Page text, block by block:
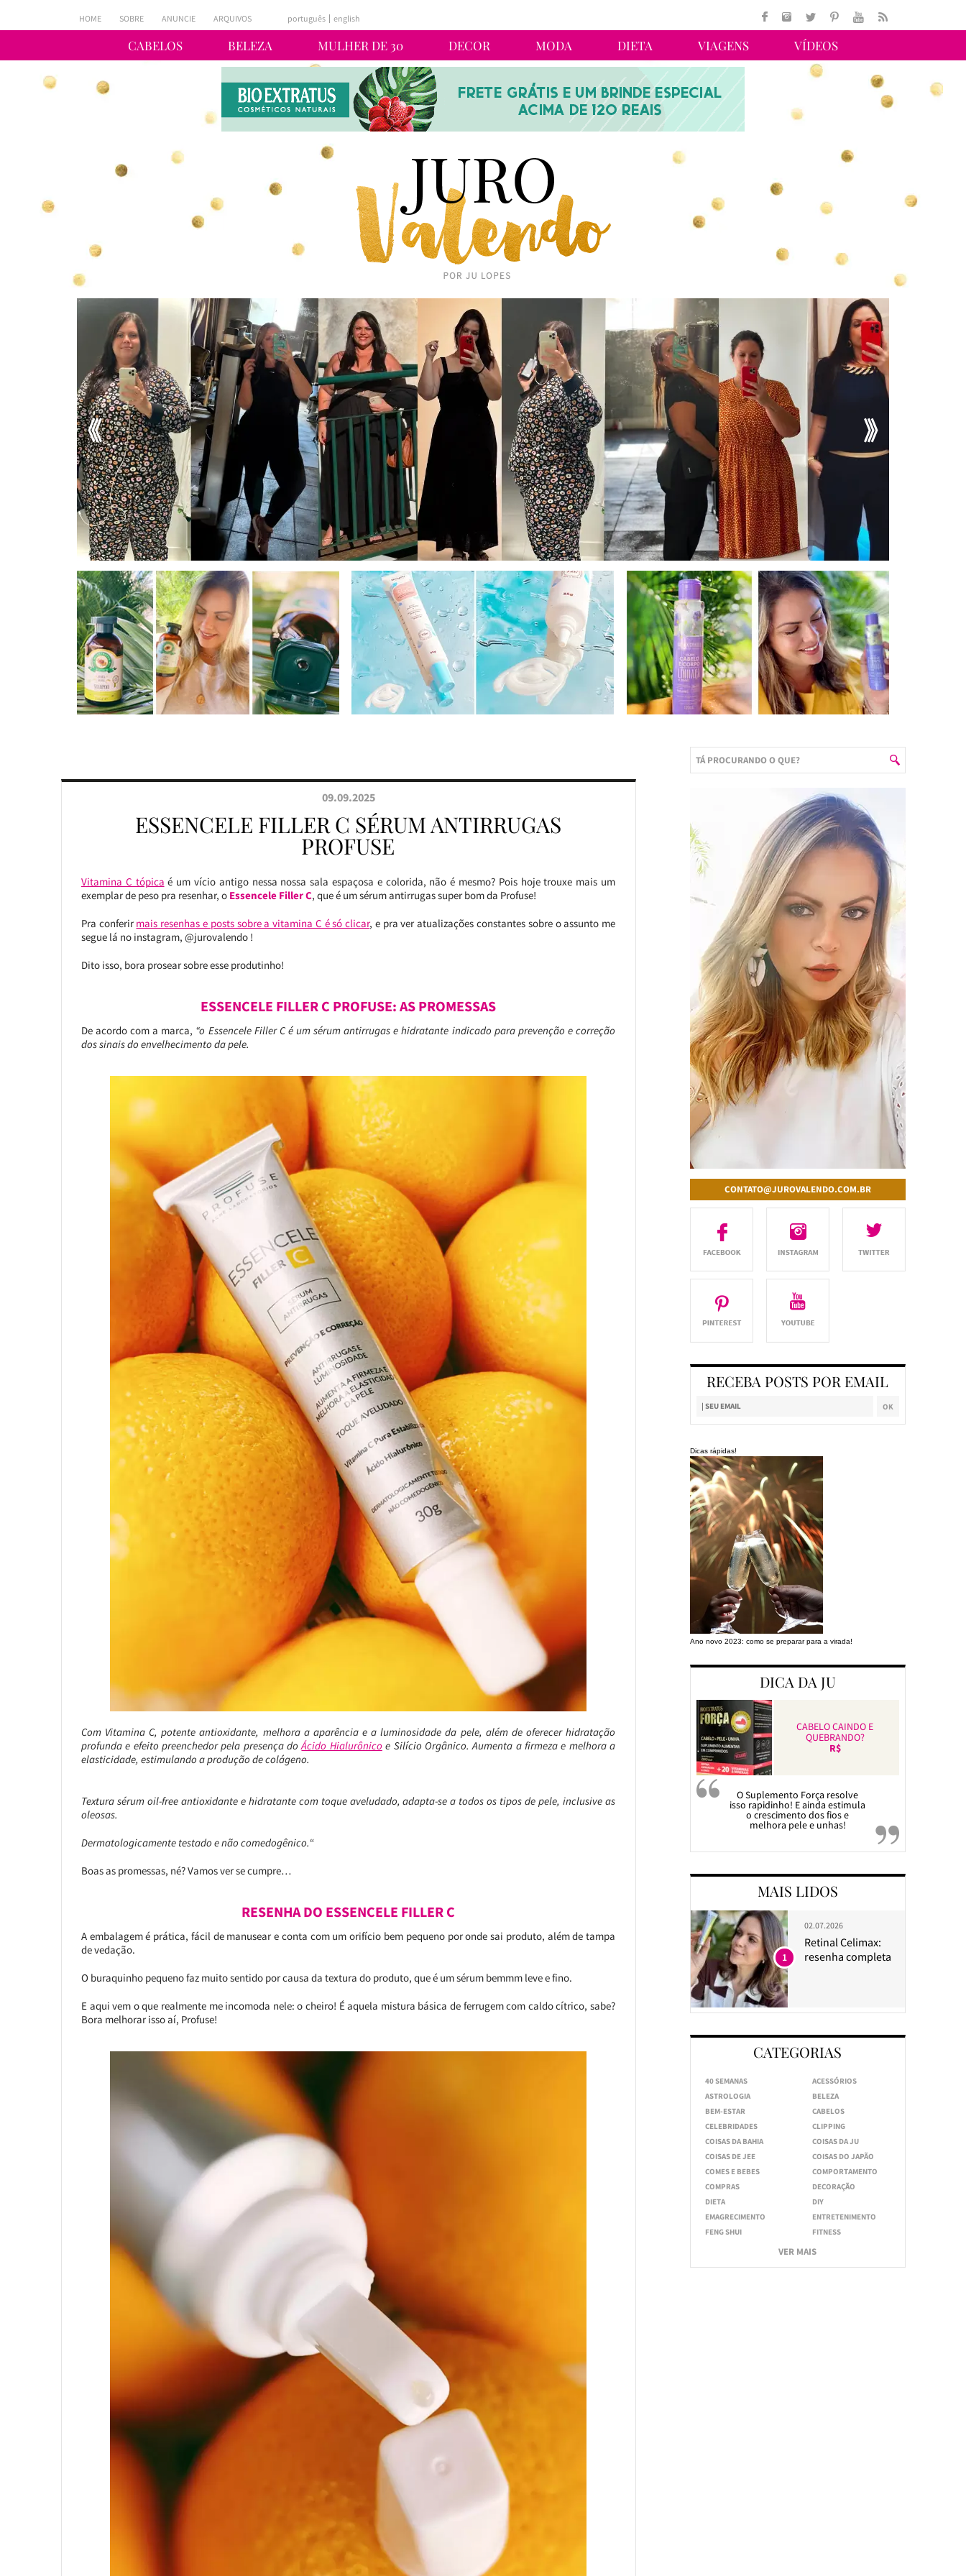
CABELOS BELEZA MULHER DE 30 DECOR MODA DIETA VIAGENS VÍDEOS
HOME SOBRE ANUNCIE ARQUIVOS português english
09.09.2025
ESSENCELE FILLER C SÉRUM ANTIRRUGAS
PROFUSE
Vitamina C tópica é um vício antigo nessa nossa sala espaçosa e colorida, não é mesmo? Pois hoje trouxe mais um
exemplar de peso pra resenhar, o Essencele Filler C, que é um sérum antirrugas super bom da Profuse!
Pra conferir mais resenhas e posts sobre a vitamina C é só clicar, e pra ver atualizações constantes sobre o assunto me
segue lá no instagram, @jurovalendo !
Dito isso, bora prosear sobre esse produtinho!
ESSENCELE FILLER C PROFUSE: AS PROMESSAS
De acordo com a marca, “o Essencele Filler C é um sérum antirrugas e hidratante indicado para prevenção e correção
dos sinais do envelhecimento da pele.
Com Vitamina C, potente antioxidante, melhora a aparência e a luminosidade da pele, além de oferecer hidratação
profunda e efeito preenchedor pela presença doÁcido Hialurônicoe Silício Orgânico. Aumenta a firmeza e melhora a
elasticidade, estimulando a produção de colágeno.
Textura sérum oil-free antioxidante e hidratante com toque aveludado, adapta-se a todos os tipos de pele, inclusive as
oleosas.
Dermatologicamente testado e não comedogênico.“
Boas as promessas, né? Vamos ver se cumpre…
RESENHA DO ESSENCELE FILLER C
A embalagem é prática, fácil de manusear e conta com um orifício bem pequeno por onde sai produto, além de tampa
de vedação.
O buraquinho pequeno faz muito sentido por causa da textura do produto, que é um sérum bemmm leve e fino.
E aqui vem o que realmente me incomoda nele: o cheiro! É aquela mistura básica de ferrugem com caldo cítrico, sabe?
Bora melhorar isso aí, Profuse!
CONTATO@JUROVALENDO.COM.BR
RECEBA POSTS POR EMAIL
Dicas rápidas!
Ano novo 2023: como se preparar para a virada!
DICA DA JU
CABELO CAINDO E
QUEBRANDO?
R$
O Suplemento Força resolve
isso rapidinho! E ainda estimula
o crescimento dos fios e
melhora pele e unhas!
MAIS LIDOS
02.07.2026
Retinal Celimax:
resenha completa
1
CATEGORIAS
40 SEMANAS
ACESSÓRIOS
ASTROLOGIA
BELEZA
BEM-ESTAR
CABELOS
CELEBRIDADES
CLIPPING
COISAS DA BAHIA
COISAS DA JU
COISAS DE JEE
COISAS DO JAPÃO
COMES E BEBES
COMPORTAMENTO
COMPRAS
DECORAÇÃO
DIETA
DIY
EMAGRECIMENTO
ENTRETENIMENTO
FENG SHUI
FITNESS
VER MAIS